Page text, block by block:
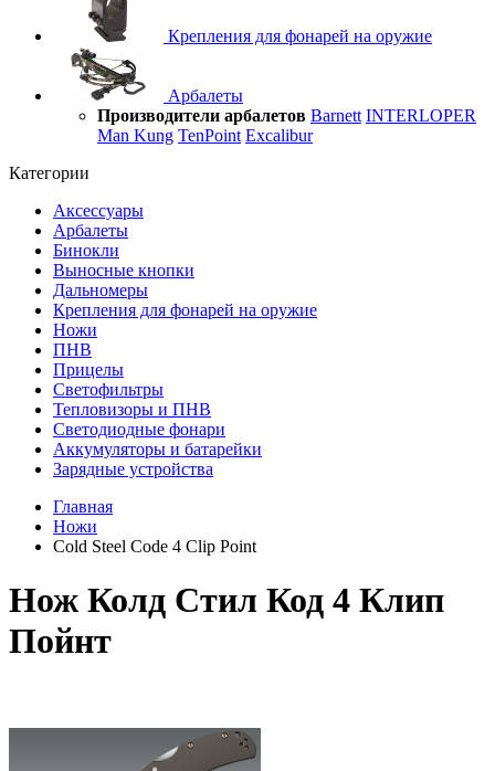
Крепления для фонарей на оружие
Арбалеты
Производители арбалетов Barnett INTERLOPER
Man Kung TenPoint Excalibur
Категории
Аксессуары
Арбалеты
Бинокли
Выносные кнопки
Дальномеры
Крепления для фонарей на оружие
Ножи
ПНВ
Прицелы
Светофильтры
Тепловизоры и ПНВ
Светодиодные фонари
Аккумуляторы и батарейки
Зарядные устройства
Главная
Ножи
Cold Steel Code 4 Clip Point
Нож Колд Стил Код 4 Клип
Пойнт